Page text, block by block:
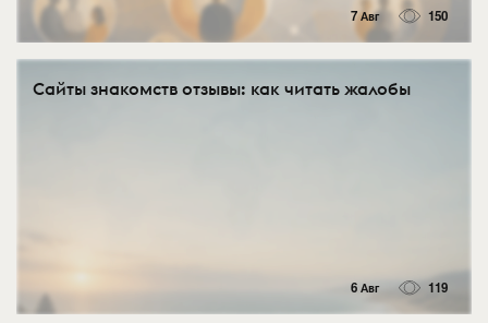
7 Авг 150
Сайты знакомств отзывы: как читать жалобы
6 Авг 119